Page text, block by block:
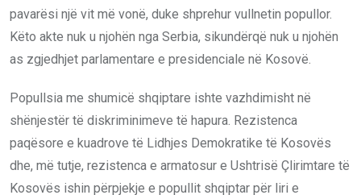
pavarësi një vit më vonë, duke shprehur vullnetin popullor.
Këto akte nuk u njohën nga Serbia, sikundërqë nuk u njohën
as zgjedhjet parlamentare e presidenciale në Kosovë.
Popullsia me shumicë shqiptare ishte vazhdimisht në
shënjestër të diskriminimeve të hapura. Rezistenca
paqësore e kuadrove të Lidhjes Demokratike të Kosovës
dhe, më tutje, rezistenca e armatosur e Ushtrisë Çlirimtare të
Kosovës ishin përpjekje e popullit shqiptar për liri e